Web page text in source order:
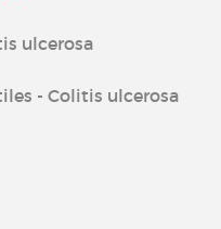
ulcerosa
- Colitis ulcerosa